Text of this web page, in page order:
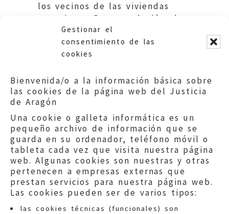
Gestionar el
consentimiento de las
cookies
Bienvenida/o a la información básica sobre
las cookies de la página web del Justicia
de Aragón
Una cookie o galleta informática es un
pequeño archivo de información que se
guarda en su ordenador, teléfono móvil o
tableta cada vez que visita nuestra página
web. Algunas cookies son nuestras y otras
pertenecen a empresas externas que
prestan servicios para nuestra página web.
Las cookies pueden ser de varios tipos:
las cookies técnicas (funcionales) son
los vecinos de las viviendas
superiores. Recomendación al
Ayuntamiento de Zaragoza.